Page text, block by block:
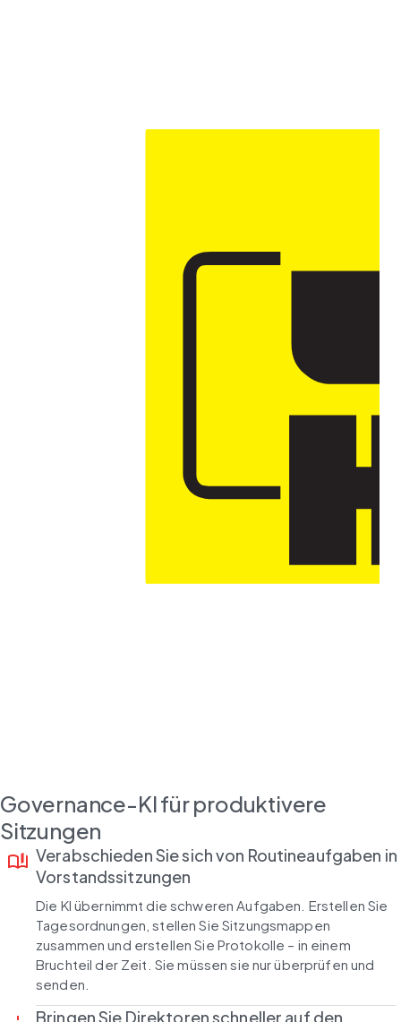
Governance-KI für produktivere
Sitzungen
book_ribbon Verabschieden Sie sich von Routineaufgaben in
Vorstandssitzungen
Die KI übernimmt die schweren Aufgaben. Erstellen Sie
Tagesordnungen, stellen Sie Sitzungsmappen
zusammen und erstellen Sie Protokolle – in einem
Bruchteil der Zeit. Sie müssen sie nur überprüfen und
senden.
Bringen Sie Direktoren schneller auf den